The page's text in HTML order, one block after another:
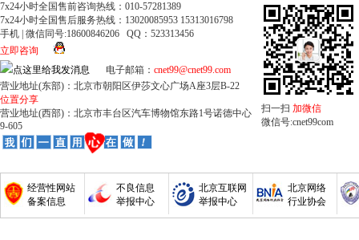
7x24小时全国售前咨询热线：010-57281389
7x24小时全国售后服务热线：13020085953 15313016798
手机 | 微信同号:18600846206 QQ：523313456
立即咨询
电子邮箱： cnet99@cnet99.com
营业地址(东部)：北京市朝阳区伊莎文心广场A座3层B-22
位置分享
营业地址(西部)：北京市丰台区汽车博物馆东路1号诺德中心
9-605
扫一扫 加微信
微信号:cnet99com
经营性网站
备案信息
不良信息
举报中心
北京互联网
举报中心
北京网络
行业协会